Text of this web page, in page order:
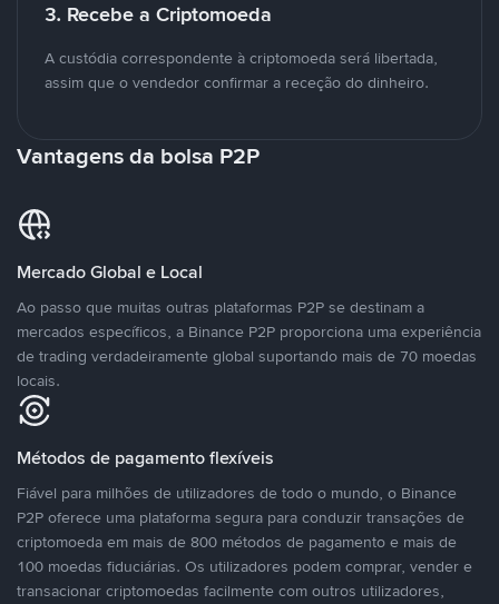
3. Recebe a Criptomoeda
A custódia correspondente à criptomoeda será libertada,
assim que o vendedor confirmar a receção do dinheiro.
Vantagens da bolsa P2P
Mercado Global e Local
Ao passo que muitas outras plataformas P2P se destinam a
mercados específicos, a Binance P2P proporciona uma experiência
de trading verdadeiramente global suportando mais de 70 moedas
locais.
Métodos de pagamento flexíveis
Fiável para milhões de utilizadores de todo o mundo, o Binance
P2P oferece uma plataforma segura para conduzir transações de
criptomoeda em mais de 800 métodos de pagamento e mais de
100 moedas fiduciárias. Os utilizadores podem comprar, vender e
transacionar criptomoedas facilmente com outros utilizadores,